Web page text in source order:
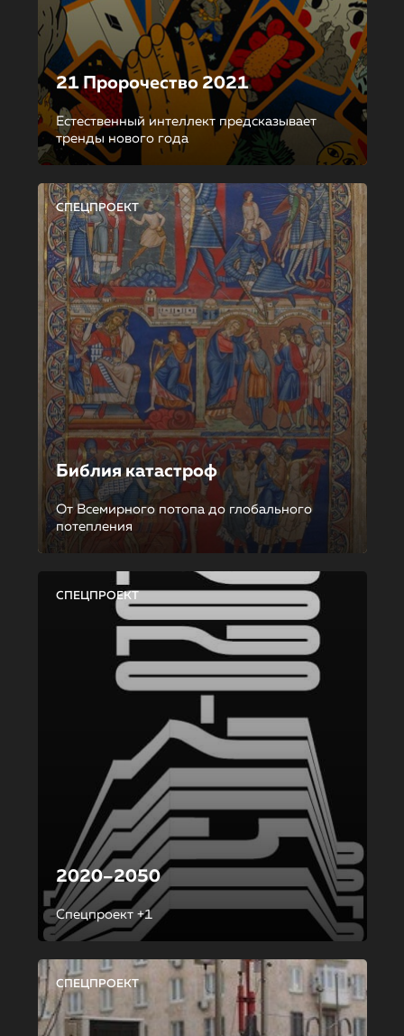
21 Пророчество 2021
Естественный интеллект предсказывает
тренды нового года
СПЕЦПРОЕКТ
Библия катастроф
От Всемирного потопа до глобального
потепления
СПЕЦПРОЕКТ
2020–2050
Спецпроект +1
СПЕЦПРОЕКТ